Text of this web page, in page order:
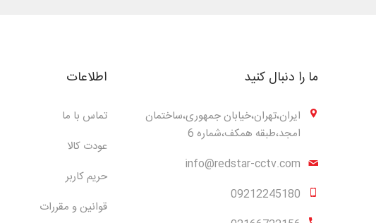
ما را دنبال کنید
ایران،تهران،خیابان جمهوری،ساختمان
امجد،طبقه همکف،شماره 6
info@redstar-cctv.com
09212245180
اطلاعات
تماس با ما
عودت کالا
حریم کاربر
قوانین و مقررات